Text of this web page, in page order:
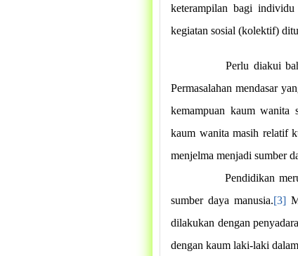
keterampilan bagi
kegiatan sosial (kolektif)
Perlu diakui
Permasalahan mendasar
kemampuan kaum wanita
kaum wanita masih relatif
menjelma menjadi sumber
Pendidikan
sumber daya manusia.[3]
dilakukan dengan
dengan kaum laki-laki